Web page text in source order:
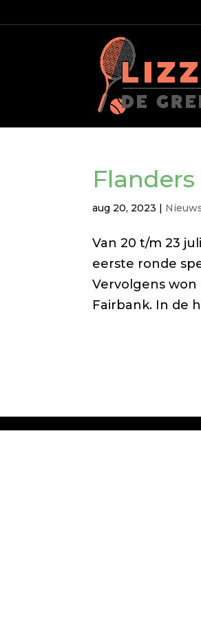
Flanders
aug 20, 2023 |
Van 20 t/m 23
eerste ronde
Vervolgens
Fairbank. In de